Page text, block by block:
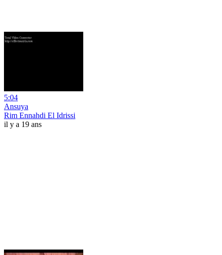
5:04
Ansuya
Rim Ennahdi El Idrissi
il y a 19 ans